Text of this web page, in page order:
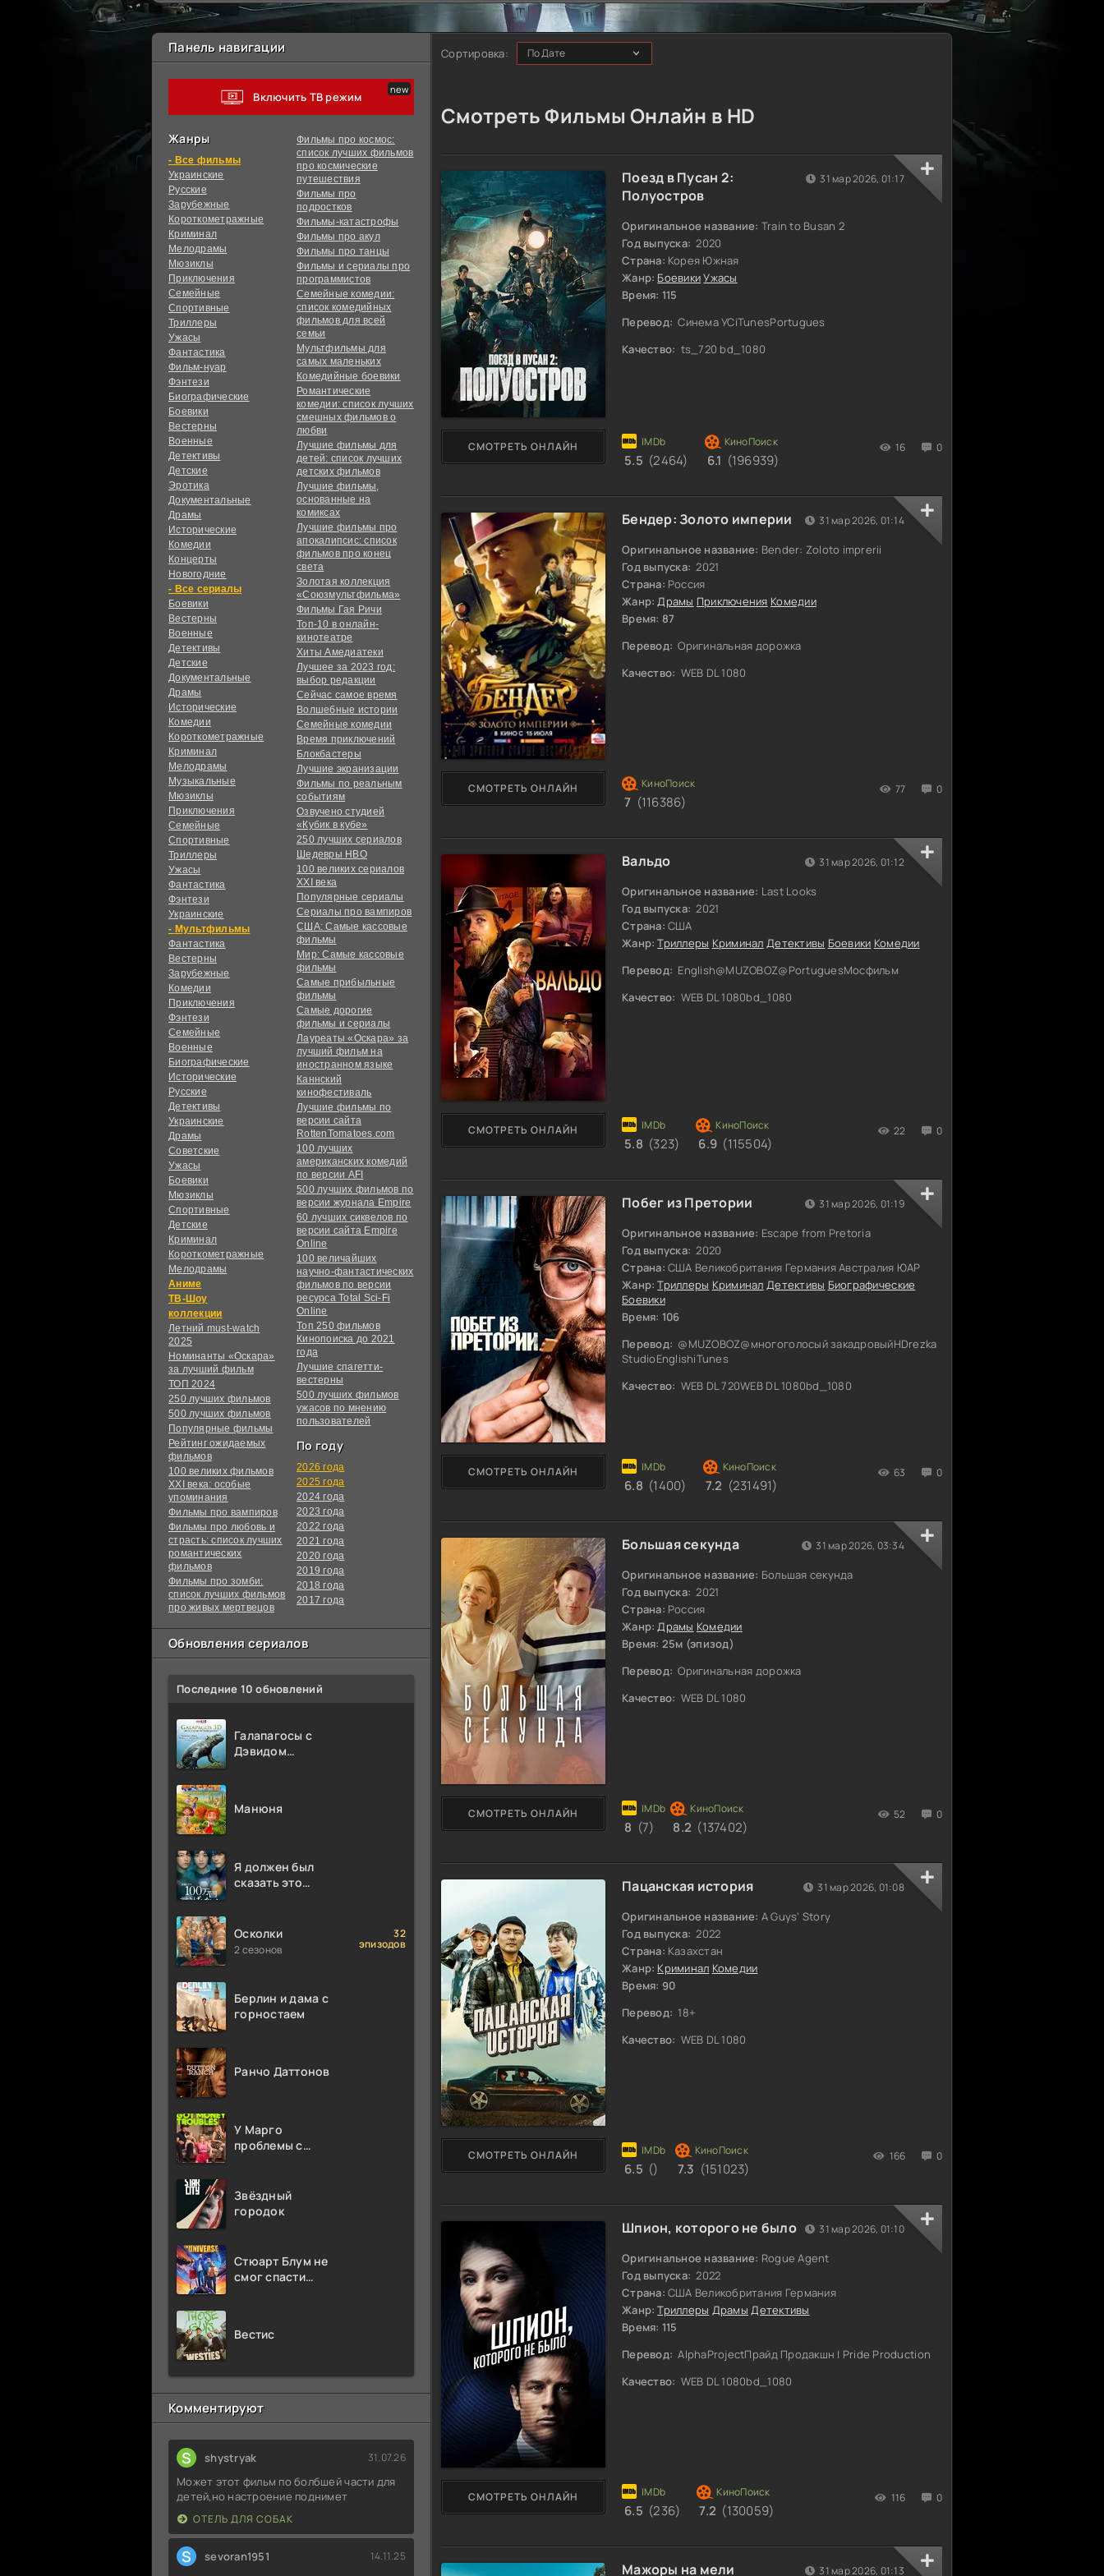
Панель навигации
Включить ТВ режим
Жанры
фильмы
Украинcкие
Русские
Зарубежные
Короткометражные
Криминал
Мелодрамы
Мюзиклы
Приключения
Семейные
Спортивные
Триллеры
Ужасы
Фантастика
Фильм-нуар
Фэнтези
Биографические
Боевики
Вестерны
Военные
Детективы
Детские
Эротика
Документальные
Драмы
Исторические
Комедии
Концерты
Новогодние
сериалы
Боевики
Вестерны
Военные
Детективы
Детские
Документальные
Драмы
Исторические
Комедии
Короткометражные
Криминал
Мелодрамы
Музыкальные
Мюзиклы
Приключения
Семейные
Спортивные
Триллеры
Ужасы
Фантастика
Фэнтези
Украинcкие
Мультфильмы
Фантастика
Вестерны
Зарубежные
Комедии
Приключения
Фэнтези
Семейные
Военные
Биографические
Исторические
Русские
Детективы
Украинские
Драмы
Советские
Ужасы
Боевики
Мюзиклы
Спортивные
Детские
Криминал
Короткометражные
Мелодрамы
Аниме
ТВ-Шоу
коллекции
Летний must-watch
2025
Номинанты «Оскара»
за лучший фильм
ТОП 2024
250 лучших фильмов
500 лучших фильмов
Популярные фильмы
Рейтинг ожидаемых
фильмов
100 великих фильмов
XXI века: особые
упоминания
Фильмы про вампиров
Фильмы про любовь и
страсть: список лучших
романтических
фильмов
Фильмы про зомби:
список лучших фильмов
про живых мертвецов
Фильмы про космос:
список лучших фильмов
про космические
путешествия
Фильмы про
подростков
Фильмы-катастрофы
Фильмы про акул
Фильмы про танцы
Фильмы и сериалы про
программистов
Семейные комедии:
список комедийных
фильмов для всей
семьи
Мультфильмы для
самых маленьких
Комедийные боевики
Романтические
комедии: список лучших
смешных фильмов о
любви
Лучшие фильмы для
детей: список лучших
детских фильмов
Лучшие фильмы,
основанные на
комиксах
Лучшие фильмы про
апокалипсис: список
фильмов про конец
света
Золотая коллекция
«Союзмультфильма»
Фильмы Гая Ричи
Топ-10 в онлайн-
кинотеатре
Хиты Амедиатеки
Лучшее за 2023 год:
выбор редакции
Сейчас самое время
Волшебные истории
Семейные комедии
Время приключений
Блокбастеры
Лучшие экранизации
Фильмы по реальным
событиям
Озвучено студией
«Кубик в кубе»
250 лучших сериалов
Шедевры HBO
100 великих сериалов
XXI века
Популярные сериалы
Сериалы про вампиров
США: Самые кассовые
фильмы
Мир: Самые кассовые
фильмы
Самые прибыльные
фильмы
Самые дорогие
фильмы и сериалы
Лауреаты «Оскара» за
лучший фильм на
иностранном языке
Каннский
кинофестиваль
Лучшие фильмы по
версии сайта
RottenTomatoes.com
100 лучших
американских комедий
по версии AFI
500 лучших фильмов по
версии журнала Empire
60 лучших сиквелов по
версии сайта Empire
Online
100 величайших
научно-фантастических
фильмов по версии
ресурса Total Sci-Fi
Online
Топ 250 фильмов
Кинопоиска до 2021
года
Лучшие спагетти-
вестерны
500 лучших фильмов
ужасов по мнению
пользователей
По году
2026 года
2025 года
2024 года
2023 года
2022 года
2021 года
2020 года
2019 года
2018 года
2017 года
Обновления сериалов
Последние 10 обновлений
Галапагосы с
Дэвидом
Манюня
Я должен был
сказать это
Осколки
2 сезонов
32
эпизодов
Берлин и дама с
горностаем
Ранчо Даттонов
У Марго
проблемы с
Звёздный
городок
Стюарт Блум не
смог спасти
Вестис
Комментируют
S shystryak 31.07.26
Может этот фильм по болбшей части для
детей,но настроение поднимет
ОТЕЛЬ ДЛЯ СОБАК
S sevoran1951 14.11.25
Сортировка:
Смотреть Фильмы Онлайн в HD
Поезд в Пусан 2:
Полуостров
Оригинальное название: Train to Busan 2
Год выпуска: 2020
Страна: Корея Южная
Жанр: БоевикиУжасы
Время: 115
Перевод: Синема УСiTunesPortugues
Качество: ts_720 bd_1080
СМОТРЕТЬ ОНЛАЙН
5.5 (2464) 6.1 (196939)
16 0
31 мар 2026, 01:17
Бендер: Золото империи
Оригинальное название: Bender: Zoloto imprerii
Год выпуска: 2021
Страна: Россия
Жанр: Драмы Приключения Комедии
Время: 87
Перевод: Оригинальная дорожка
Качество: WEB DL 1080
СМОТРЕТЬ ОНЛАЙН
7 (116386)
77 0
31 мар 2026, 01:14
Вальдо
Оригинальное название: Last Looks
Год выпуска: 2021
Страна: США
Жанр: Триллеры Криминал Детективы Боевики Комедии
Перевод: English@MUZOBOZ@PortuguesМосфильм
Качество: WEB DL 1080bd_1080
СМОТРЕТЬ ОНЛАЙН
5.8 (323) 6.9 (115504)
22 0
31 мар 2026, 01:12
Побег из Претории
Оригинальное название: Escape from Pretoria
Год выпуска: 2020
Страна: США Великобритания Германия Австралия ЮАР
Жанр: Триллеры Криминал Детективы Биографические
Боевики
Время: 106
Перевод: @MUZOBOZ@многоголосый закадровыйHDrezka
StudioEnglishiTunes
Качество: WEB DL 720WEB DL 1080bd_1080
СМОТРЕТЬ ОНЛАЙН
6.8 (1400) 7.2 (231491)
63 0
31 мар 2026, 01:19
Большая секунда
Оригинальное название: Большая секунда
Год выпуска: 2021
Страна: Россия
Жанр: Драмы Комедии
Время: 25м (эпизод)
Перевод: Оригинальная дорожка
Качество: WEB DL 1080
СМОТРЕТЬ ОНЛАЙН
8 (7) 8.2 (137402)
52 0
31 мар 2026, 03:34
Пацанская история
Оригинальное название: A Guys' Story
Год выпуска: 2022
Страна: Казахстан
Жанр: Криминал Комедии
Время: 90
Перевод: 18+
Качество: WEB DL 1080
СМОТРЕТЬ ОНЛАЙН
6.5 () 7.3 (151023)
166 0
31 мар 2026, 01:08
Шпион, которого не было
Оригинальное название: Rogue Agent
Год выпуска: 2022
Страна: США Великобритания Германия
Жанр: Триллеры Драмы Детективы
Время: 115
Перевод: AlphaProjectПрайд Продакшн | Pride Production
Качество: WEB DL 1080bd_1080
СМОТРЕТЬ ОНЛАЙН
6.5 (236) 7.2 (130059)
116 0
31 мар 2026, 01:10
Мажоры на мели 31 мар 2026, 01:13